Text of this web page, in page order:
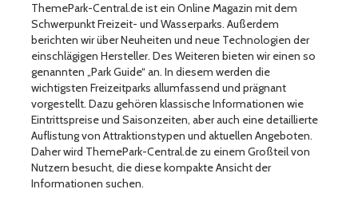
ThemePark-Central.de ist ein Online Magazin mit dem
Schwerpunkt Freizeit- und Wasserparks. Außerdem
berichten wir über Neuheiten und neue Technologien der
einschlägigen Hersteller. Des Weiteren bieten wir einen so
genannten „Park Guide“ an. In diesem werden die
wichtigsten Freizeitparks allumfassend und prägnant
vorgestellt. Dazu gehören klassische Informationen wie
Eintrittspreise und Saisonzeiten, aber auch eine detaillierte
Auflistung von Attraktionstypen und aktuellen Angeboten.
Daher wird ThemePark-Central.de zu einem Großteil von
Nutzern besucht, die diese kompakte Ansicht der
Informationen suchen.